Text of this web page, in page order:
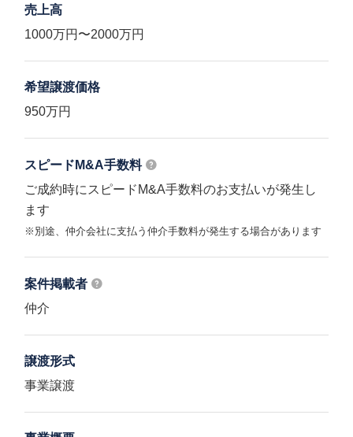
売上高
1000万円〜2000万円
希望譲渡価格
950万円
スピードM&A手数料
ご成約時にスピードM&A手数料のお支払いが発生し
ます
※別途、仲介会社に支払う仲介手数料が発生する場合があります
案件掲載者
仲介
譲渡形式
事業譲渡